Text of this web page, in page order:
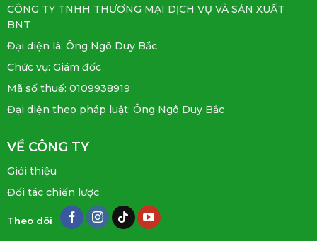
CÔNG TY TNHH THƯƠNG MẠI DỊCH VỤ VÀ SẢN XUẤT
BNT
Đại diện là: Ông Ngô Duy Bắc
Chức vụ: Giám đốc
Mã số thuế: 0109938919
Đại diện theo pháp luật: Ông Ngô Duy Bắc
VỀ CÔNG TY
Giới thiệu
Đối tác chiến lược
Theo dõi